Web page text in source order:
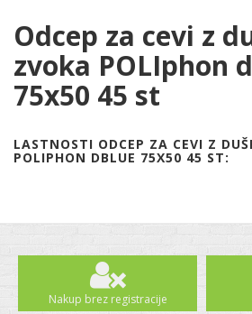
Odcep za cevi z
zvoka POLIphon
75x50 45 st
LASTNOSTI ODCEP ZA CEVI Z
POLIPHON DBLUE 75X50 45 ST:
Nakup brez registracije